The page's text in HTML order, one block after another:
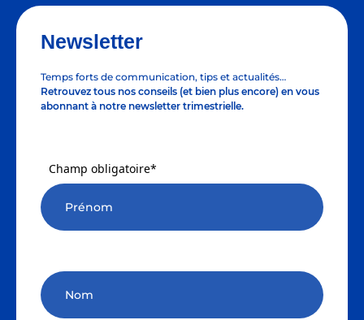
Newsletter
Temps forts de communication, tips et actualités…
Retrouvez tous nos conseils (et bien plus encore) en vous
abonnant à notre newsletter trimestrielle.
Champ obligatoire*